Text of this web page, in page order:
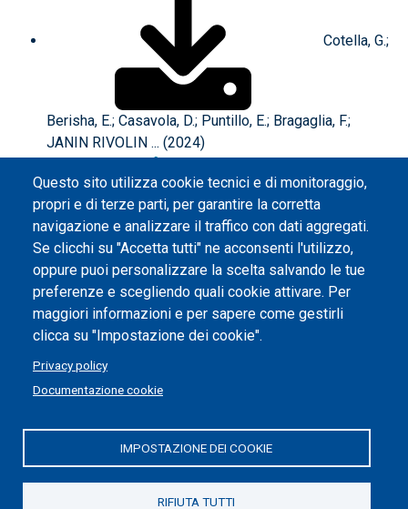
Cotella, G.;
Berisha, E.; Casavola, D.; Puntillo, E.; Bragaglia, F.;
JANIN RIVOLIN ... (2024)
Alpine Region] - Spatial and Sectoral Governance in
Alpine Interface Territories. , Luxembourg pp. 1-98
Altro
Chilla, T.;
Bertram, D.; Cotella, G.; Berisha, E.; Bragaglia, F.;
ESPON InTerAlp [Interface territories across the
Alpine region] - Final report. In: TARGETED ANALYSIS
Region Final Report, Luxembourg pp. 1-92
Questo sito utilizza cookie tecnici e di monitoraggio,
propri e di terze parti, per garantire la corretta
navigazione e analizzare il traffico con dati aggregati.
Se clicchi su "Accetta tutti" ne acconsenti l'utilizzo,
oppure puoi personalizzare la scelta salvando le tue
preferenze e scegliendo quali cookie attivare. Per
maggiori informazioni e per sapere come gestirli
clicca su "Impostazione dei cookie".
Privacy policy
Documentazione cookie
IMPOSTAZIONE DEI COOKIE
RIFIUTA TUTTI